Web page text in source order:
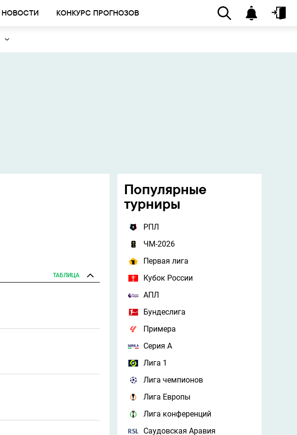
НОВОСТИ КОНКУРС ПРОГНОЗОВ
ТАБЛИЦА
Популярные
турниры
РПЛ
ЧМ-2026
Первая лига
Кубок России
АПЛ
Бундеслига
Примера
Серия А
Лига 1
Лига чемпионов
Лига Европы
Лига конференций
Саудовская Аравия